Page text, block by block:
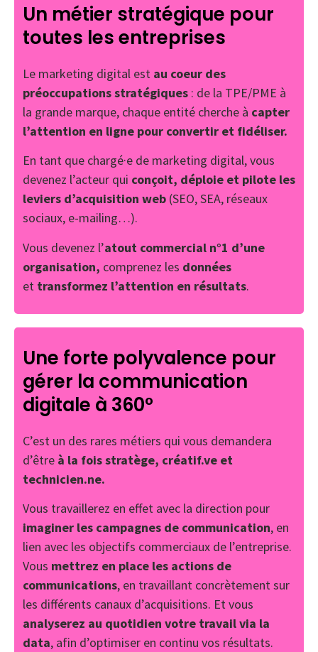
Un métier stratégique pour
toutes les entreprises
Le marketing digital est au coeur des
préoccupations stratégiques : de la TPE/PME à
la grande marque, chaque entité cherche à capter
l’attention en ligne pour convertir et fidéliser.
En tant que chargé·e de marketing digital, vous
devenez l’acteur qui conçoit, déploie et pilote les
leviers d’acquisition web (SEO, SEA, réseaux
sociaux, e-mailing…).
Vous devenez l’atout commercial n°1 d’une
organisation, comprenez les données
et transformez l’attention en résultats.
Une forte polyvalence pour
gérer la communication
digitale à 360°
C’est un des rares métiers qui vous demandera
d’être à la fois stratège, créatif.ve et
technicien.ne.
Vous travaillerez en effet avec la direction pour
imaginer les campagnes de communication, en
lien avec les objectifs commerciaux de l’entreprise.
Vous mettrez en place les actions de
communications, en travaillant concrètement sur
les différents canaux d’acquisitions. Et vous
analyserez au quotidien votre travail via la
data, afin d’optimiser en continu vos résultats.